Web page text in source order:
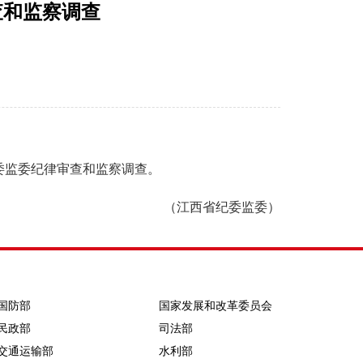
监察调查
委纪律审查和监察调查。
（江西省纪委监委）
防部
国家发展和改革委员会
政部
司法部
通运输部
水利部